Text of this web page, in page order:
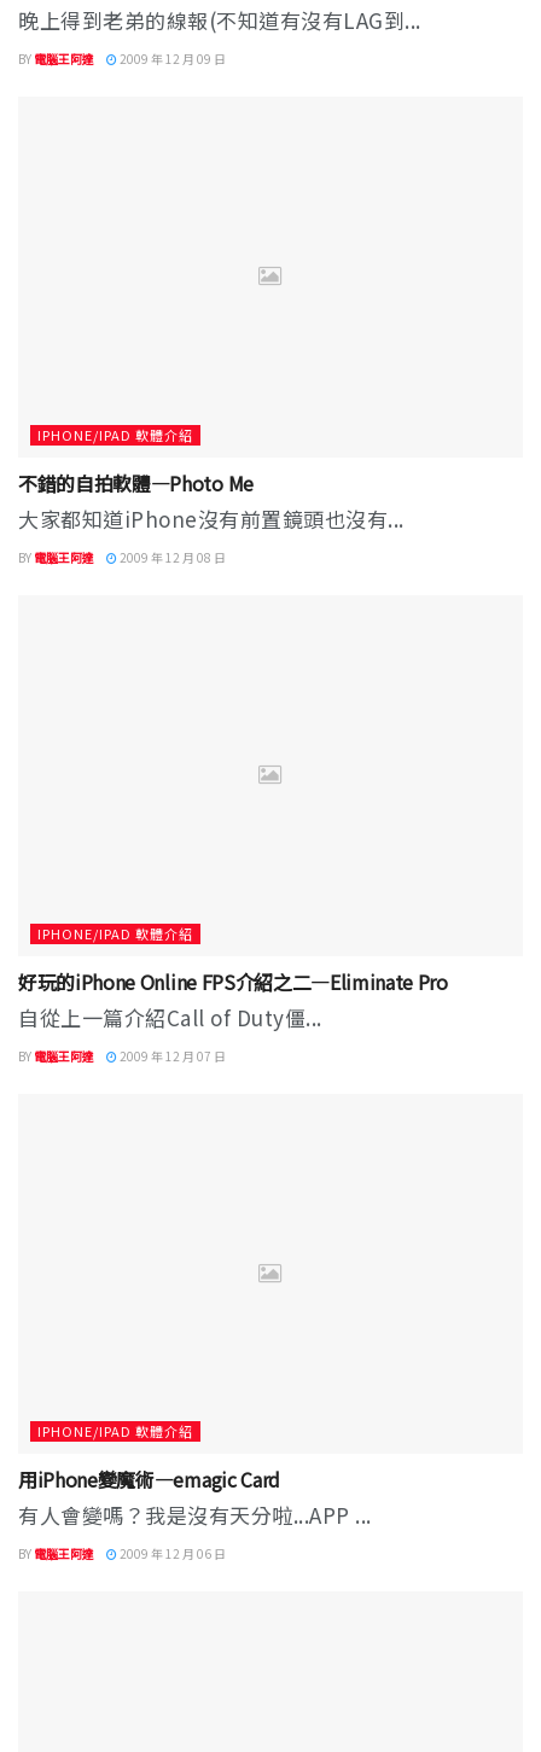
晚上得到老弟的線報(不知道有沒有LAG到...
BY 電腦王阿達 2009 年 12 月 09 日
IPHONE/IPAD 軟體介紹
不錯的自拍軟體—Photo Me
大家都知道iPhone沒有前置鏡頭也沒有...
BY 電腦王阿達 2009 年 12 月 08 日
IPHONE/IPAD 軟體介紹
好玩的iPhone Online FPS介紹之二—Eliminate Pro
自從上一篇介紹Call of Duty僵...
BY 電腦王阿達 2009 年 12 月 07 日
IPHONE/IPAD 軟體介紹
用iPhone變魔術—emagic Card
有人會變嗎？我是沒有天分啦...APP ...
BY 電腦王阿達 2009 年 12 月 06 日